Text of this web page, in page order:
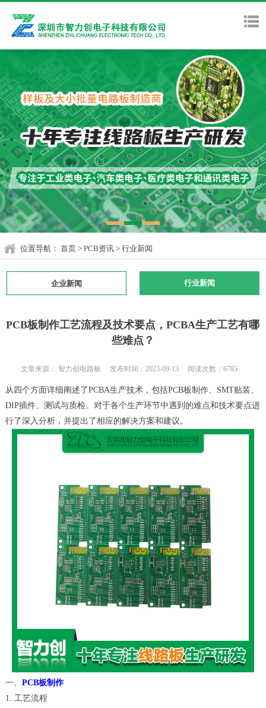
位置导航： 首页 > PCB资讯 > 行业新闻
企业新闻 行业新闻
PCB板制作工艺流程及技术要点，PCBA生产工艺有哪
些难点？
文章来源： 智力创电路板 发布时间：2023-09-13 阅读次数：6785
从四个方面详细阐述了PCBA生产技术，包括PCB板制作、SMT贴装、
DIP插件、测试与质检。对于各个生产环节中遇到的难点和技术要点进
行了深入分析，并提出了相应的解决方案和建议。
一、 PCB板制作
1. 工艺流程